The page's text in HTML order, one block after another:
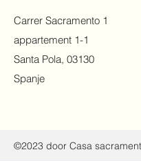
Carrer Sacramento 1
appartement 1-1
Santa Pola, 03130
Spanje
©2023 door Casa